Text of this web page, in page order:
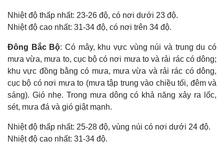
Thế giới
Quan sát
Cuộc sống đó đây
Hồ sơ
Multimedia
Video
Ảnh
Nhiệt độ thấp nhất: 23-26 độ, có nơi dưới 23 độ.
Nhiệt độ cao nhất: 31-34 độ, có nơi trên 34 độ.
Đông Bắc Bộ: Có mây, khu vực vùng núi và trung du có
mưa vừa, mưa to, cục bộ có nơi mưa to và rải rác có dông;
khu vực đồng bằng có mưa, mưa vừa và rải rác có dông,
cục bộ có nơi mưa to (mưa tập trung vào chiều tối, đêm và
sáng). Gió nhẹ. Trong mưa dông có khả năng xảy ra lốc,
sét, mưa đá và gió giật mạnh.
Nhiệt độ thấp nhất: 25-28 độ, vùng núi có nơi dưới 24 độ.
Nhiệt độ cao nhất: 31-34 độ.